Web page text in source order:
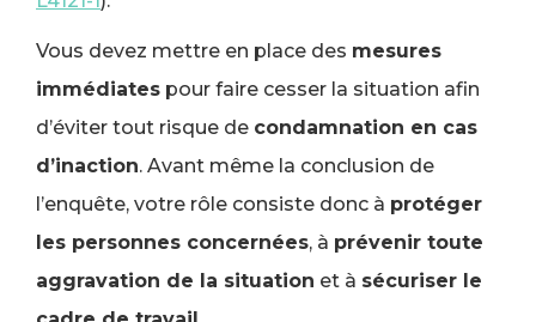
Vous devez mettre en place des mesures
immédiates pour faire cesser la situation afin
d’éviter tout risque de condamnation en cas
d’inaction. Avant même la conclusion de
l’enquête, votre rôle consiste donc à protéger
les personnes concernées, à prévenir toute
aggravation de la situation et à sécuriser le